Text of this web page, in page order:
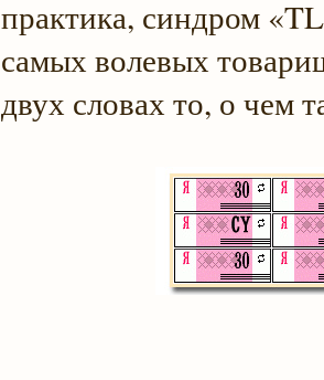
практика, синдром
самых волевых
двух словах то, о чем